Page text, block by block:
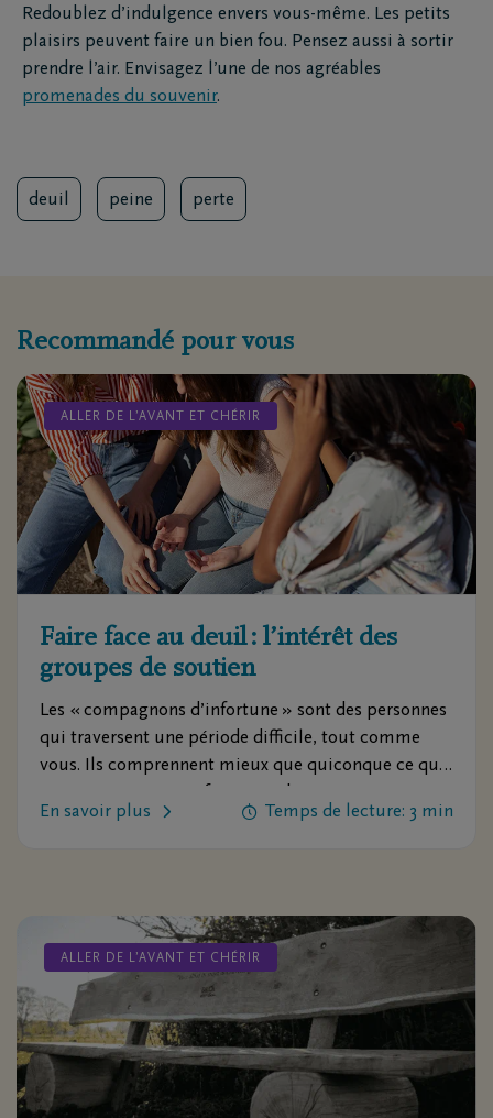
Redoublez d’indulgence envers vous-même. Les petits
plaisirs peuvent faire un bien fou. Pensez aussi à sortir
prendre l’air. Envisagez l’une de nos agréables
promenades du souvenir.
deuil peine perte
Recommandé pour vous
ALLER DE L’AVANT ET CHÉRIR
Faire face au deuil : l’intérêt des
groupes de soutien
Les « compagnons d’infortune » sont des personnes
qui traversent une période difficile, tout comme
vous. Ils comprennent mieux que quiconque ce que
vous aider. Ann Costermans, notre conseillère en
En savoir plus Temps de lecture: 3 min
ALLER DE L’AVANT ET CHÉRIR